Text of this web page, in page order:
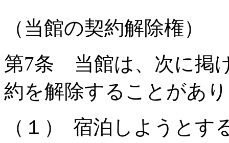
（当館の契約解除権）
第7条 当館は、次に掲
約を解除することがあ
（１）
宿泊しようとす